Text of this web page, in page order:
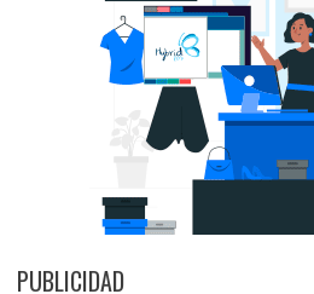
PUBLICIDAD